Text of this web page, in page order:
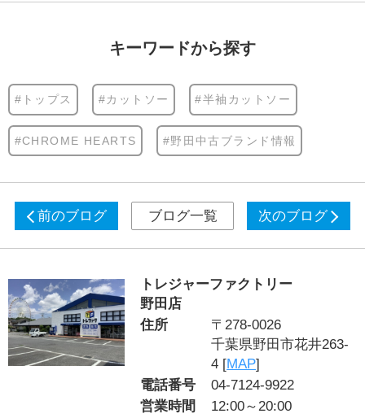
キーワードから探す
#トップス #カットソー #半袖カットソー
#CHROME HEARTS #野田中古ブランド情報
前のブログ ブログ一覧 次のブログ
トレジャーファクトリー
野田店
住所
〒278-0026
千葉県野田市花井263-
4 [MAP]
電話番号
04-7124-9922
営業時間
12:00～20:00